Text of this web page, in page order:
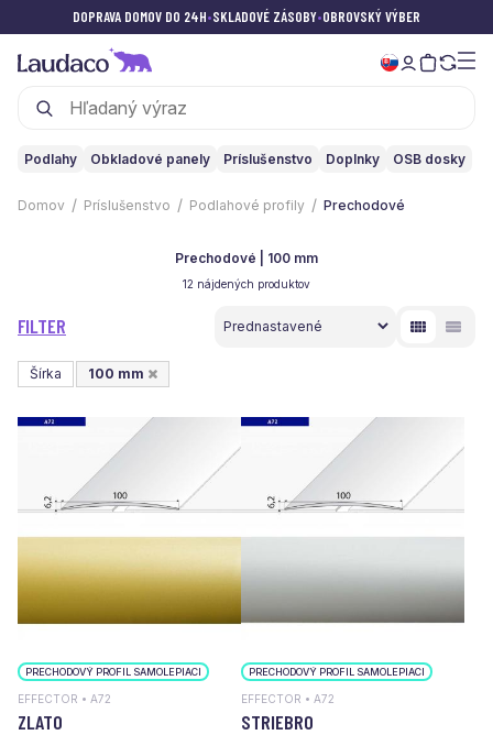
DOPRAVA DOMOV DO 24H•SKLADOVÉ ZÁSOBY•OBROVSKÝ VÝBER
Podlahy Obkladové panely Príslušenstvo Doplnky OSB dosky
Domov Príslušenstvo Podlahové profily Prechodové
Prechodové | 100 mm
12 nájdených produktov
FILTER
Šírka 100 mm
PRECHODOVÝ PROFIL SAMOLEPIACI
EFFECTOR • A72
ZLATO
PRECHODOVÝ PROFIL SAMOLEPIACI
EFFECTOR • A72
STRIEBRO